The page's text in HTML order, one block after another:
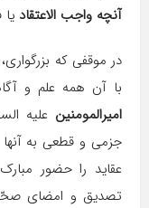
آنچه واجب الاعتقاد
در موقفی که
با آن همه علم و
امیرالمومنین علیه
جزمی و قطعی به آنها
عقاید را حضور مبارک
تصدیق و امضای صحّت